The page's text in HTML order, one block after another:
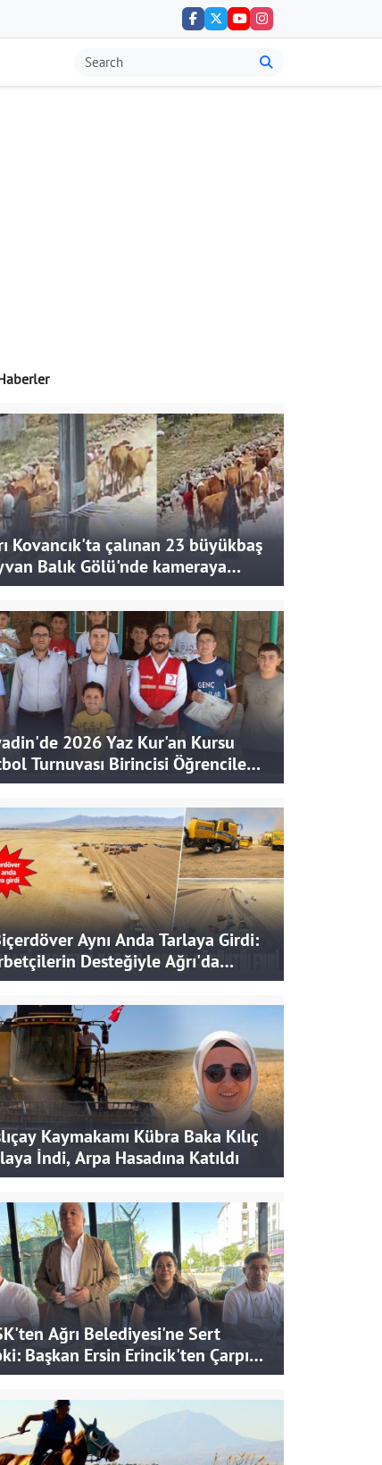
Kovancık'ta çalınan 23 büyükbaş
Balık Gölü'nde kameraya
2026 Yaz Kur'an Kursu
Turnuvası Birincisi Öğrencilere
Aynı Anda Tarlaya Girdi:
Desteğiyle Ağrı'da
Hasat
Kaymakamı Kübra Baka Kılıç
İndi, Arpa Hasadına Katıldı
Ağrı Belediyesi'ne Sert
Başkan Ersin Erincik'ten Çarpıcı